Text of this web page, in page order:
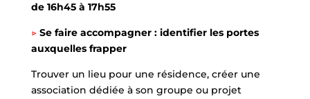
de 16h45 à 17h55
▷Se faire accompagner : identifier les portes
auxquelles frapper
Trouver un lieu pour une résidence, créer une
association dédiée à son groupe ou projet